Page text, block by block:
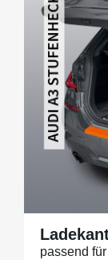
passend